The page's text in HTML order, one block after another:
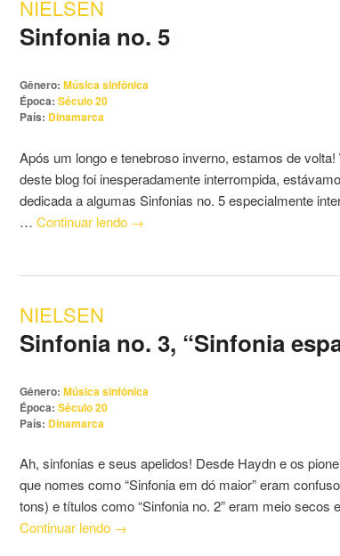
conteúdo
principal
conteúdo
secundário
NIELSEN
Sinfonia no. 5
Gênero: Música sinfônica
Época: Século 20
País: Dinamarca
Após um longo e tenebroso inverno, estamos de
deste blog foi inesperadamente interrompida,
dedicada a algumas Sinfonias no. 5 especialmente
… Continuar lendo →
NIELSEN
Sinfonia no. 3, “Sinfonia
Gênero: Música sinfônica
Época: Século 20
País: Dinamarca
Ah, sinfonias e seus apelidos! Desde Haydn e os
que nomes como “Sinfonia em dó maior” eram
tons) e títulos como “Sinfonia no. 2” eram meio
Continuar lendo →